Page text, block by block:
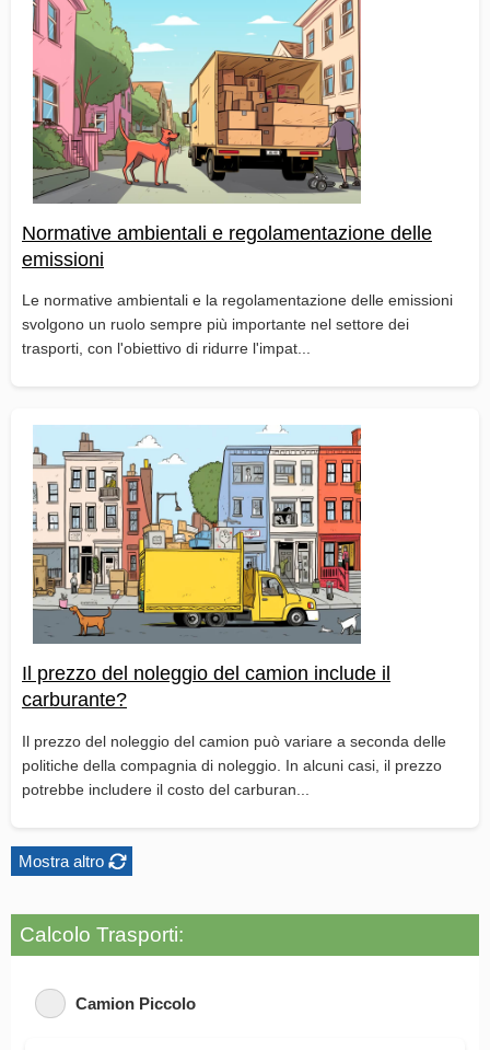
Normative ambientali e regolamentazione delle
emissioni
Le normative ambientali e la regolamentazione delle emissioni
svolgono un ruolo sempre più importante nel settore dei
trasporti, con l'obiettivo di ridurre l'impat...
Il prezzo del noleggio del camion include il
carburante?
Il prezzo del noleggio del camion può variare a seconda delle
politiche della compagnia di noleggio. In alcuni casi, il prezzo
potrebbe includere il costo del carburan...
Mostra altro
Calcolo Trasporti:
Camion Piccolo